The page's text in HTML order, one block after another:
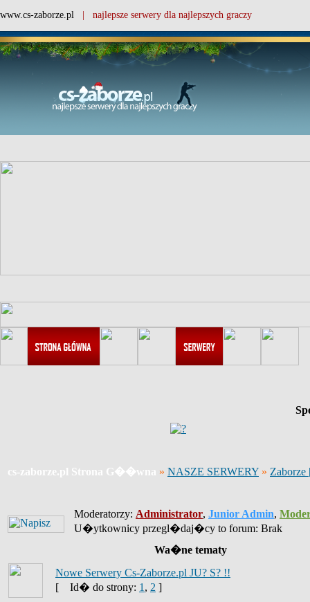
www.cs-zaborze.pl | najlepsze serwery dla najlepszych graczy
cs-zaborze.pl Strona G��wna » NASZE SERWERY » Zaborze
Moderatorzy: Administrator, Junior Admin,
U�ytkownicy przegl�daj�cy to forum: Brak
Wa�ne tematy
Nowe Serwery Cs-Zaborze.pl JU? S? !!
[
Id� do strony: 1 , 2 ]